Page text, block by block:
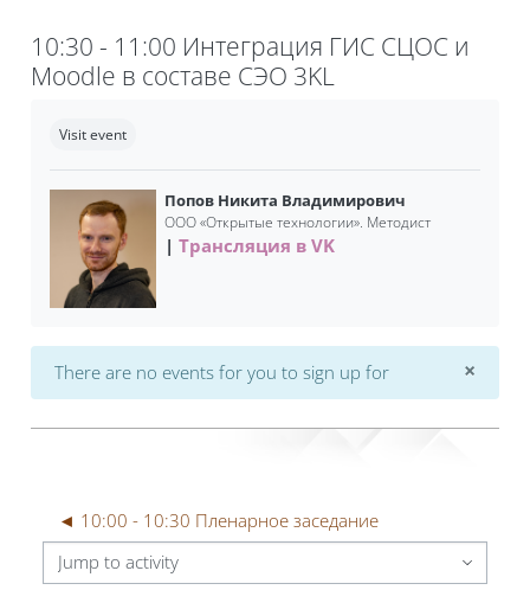
10:30 - 11:00 Интеграция ГИС СЦОС и
Moodle в составе СЭО 3KL
Visit event
Попов Никита Владимирович
ООО «Открытые технологии». Методист
Трансляция в VK
There are no events for you to sign up for ×
◄ 10:00 - 10:30 Пленарное заседание
Jump to activity